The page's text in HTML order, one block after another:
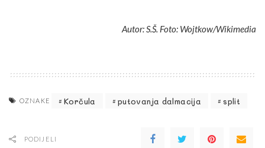
Autor: S.Š. Foto: Wojtkow/Wikimedia
OZNAKE Korčula putovanja dalmacija split
PODIJELI